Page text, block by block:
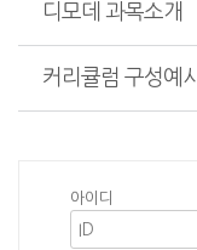
디모데 과목소개
커리큘럼 구성예시
아이디